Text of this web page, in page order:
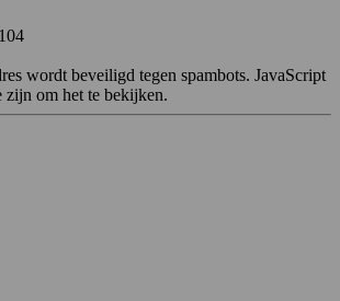
wordt beveiligd tegen spambots. JavaScript
zijn om het te bekijken.